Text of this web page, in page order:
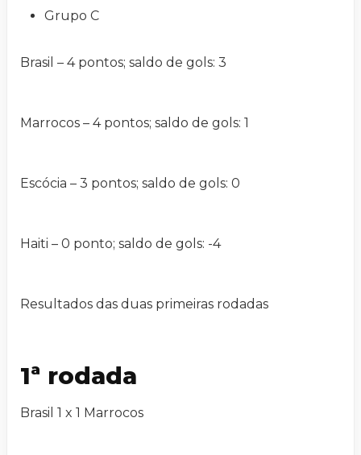
Grupo C
Brasil – 4 pontos; saldo de gols: 3
Marrocos – 4 pontos; saldo de gols: 1
Escócia – 3 pontos; saldo de gols: 0
Haiti – 0 ponto; saldo de gols: -4
Resultados das duas primeiras rodadas
1ª rodada
Brasil 1 x 1 Marrocos